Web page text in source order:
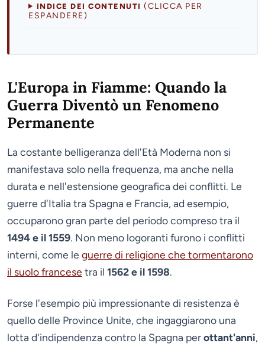
INDICE DEI CONTENUTI(CLICCA PER
ESPANDERE)
L'Europa in Fiamme: Quando la
Guerra Diventò un Fenomeno
Permanente
La costante belligeranza dell'Età Moderna non si
manifestava solo nella frequenza, ma anche nella
durata e nell'estensione geografica dei conflitti. Le
guerre d'Italia tra Spagna e Francia, ad esempio,
occuparono gran parte del periodo compreso tra il
1494 e il 1559. Non meno logoranti furono i conflitti
interni, come le guerre di religione che tormentarono
il suolo francese tra il 1562 e il 1598.
Forse l'esempio più impressionante di resistenza è
quello delle Province Unite, che ingaggiarono una
lotta d'indipendenza contro la Spagna perottant'anni,